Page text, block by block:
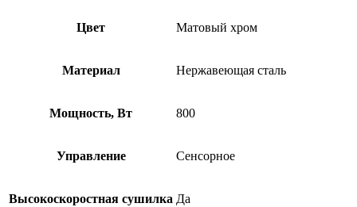
Цвет Матовый хром
Материал Нержавеющая сталь
Мощность, Вт 800
Управление Сенсорное
Высокоскоростная сушилка Да